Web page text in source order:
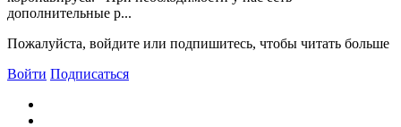
дополнительные р...
Пожалуйста, войдите или подпишитесь, чтобы читать больше
Войти Подписаться